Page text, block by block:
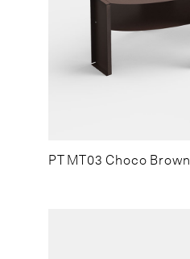
PT MT03 Choco Brown